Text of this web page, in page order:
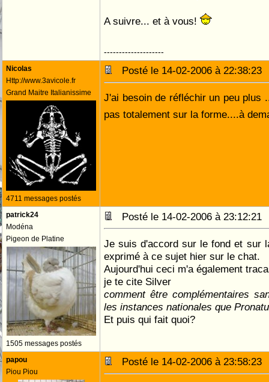
A suivre... et à vous!
--------------------
Nicolas
Http://www.3avicole.fr
Grand Maitre Italianissime
4711 messages postés
Posté le 14-02-2006 à
J'ai besoin de réfléchir un peu plus
pas totalement sur la forme....à
patrick24
Modéna
Pigeon de Platine
1505 messages postés
Posté le 14-02-2006 à
Je suis d'accord sur le fond et sur
exprimé à ce sujet hier sur le chat.
Aujourd'hui ceci m'a également
je te cite Silver
comment être complémentaires
les instances nationales que
Et puis qui fait quoi?
papou
Piou Piou
Posté le 14-02-2006 à